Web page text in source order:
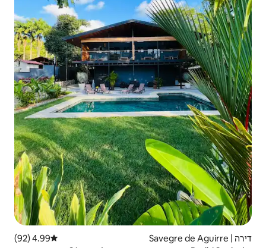
דירוג ממוצע של 4.99 מתוך 5, 92 ביקורות
4.99 (92)